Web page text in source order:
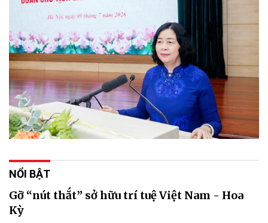
NỔI BẬT
Gỡ “nút thắt” sở hữu trí tuệ Việt Nam - Hoa
Kỳ